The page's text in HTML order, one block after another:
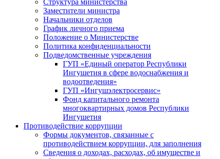
Cтруктура министерства
Заместители министра
Начальники отделов
График личного приема
Положение о Министерстве
Политика конфиденциальности
Подведомственные учреждения
ГУП «Единый оператор Республики
Ингушетия в сфере водоснабжения и
водоотведения»
ГУП «Ингушэлектросервис»
Фонд капитального ремонта
многоквартирных домов Республики
Ингушетия
Противодействие коррупции
Формы документов, связанные с
противодействием коррупции, для заполнения
Сведения о доходах, расходах, об имуществе и